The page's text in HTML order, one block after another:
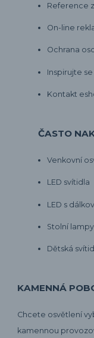
Reference
On-line
Ochrana
Inspirujte se
Kontakt
ČASTO
Venkovní
LED svítidla
LED s
Stolní lampy
Dětská
KAMENNÁ
Chcete osvětlení
kamennou